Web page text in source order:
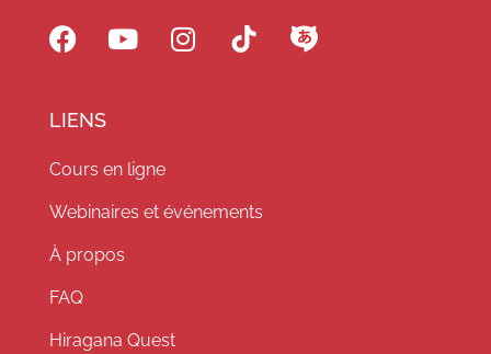
LIENS
Cours en ligne
Webinaires et événements
À propos
FAQ
Hiragana Quest